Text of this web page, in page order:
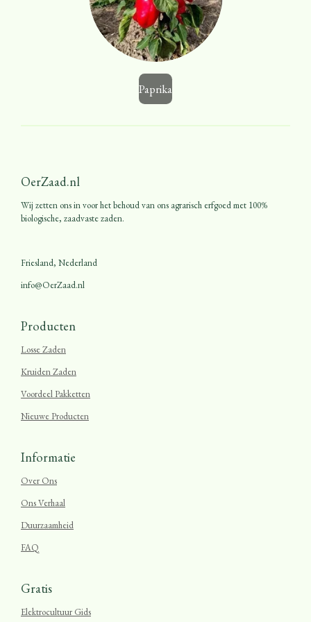
Paprika
OerZaad.nl
Wij zetten ons in voor het behoud van ons agrarisch erfgoed met 100%
biologische, zaadvaste zaden.
Friesland, Nederland
info@OerZaad.nl
Producten
Losse Zaden
Kruiden Zaden
Voordeel Pakketten
Nieuwe Producten
Informatie
Over Ons
Ons Verhaal
Duurzaamheid
FAQ
Gratis
Elektrocultuur Gids